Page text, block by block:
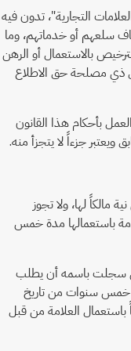
التجارية"، تدون فيه
سلعهم أو خدماتهم، وما
بالاستعمال أو الرهن
ذي مصلحة حق الاطلاع
بأحكام هذا القانون
جزءاً لا يتجزأ منه.
مالكاً لها، ولا تجوز
باستعمالها مدة خمس
سجلت باسمه أن يطلب
خمس سنوات من تاريخ
العلامة من قبل